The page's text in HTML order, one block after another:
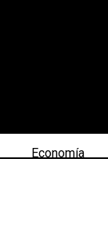
Economía